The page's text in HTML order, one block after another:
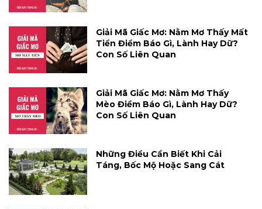
Giải Mã Giấc Mơ: Nằm Mơ Thấy Mất
Tiền Điềm Báo Gì, Lành Hay Dữ?
Con Số Liên Quan
Giải Mã Giấc Mơ: Nằm Mơ Thấy
Mèo Điềm Báo Gì, Lành Hay Dữ?
Con Số Liên Quan
Những Điều Cần Biết Khi Cải
Táng, Bốc Mộ Hoặc Sang Cát